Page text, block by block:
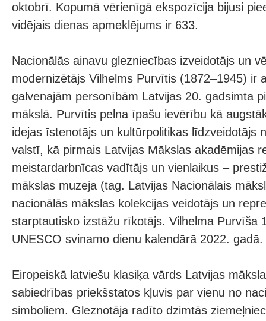
oktobrī. Kopumā vērienīgā ekspozīcija bijusi
vidējais dienas apmeklējums ir 633.
Nacionālās ainavu glezniecības izveidotājs un
modernizētājs Vilhelms Purvītis (1872–1945) ir
galvenajām personībām Latvijas 20. gadsimta
mākslā. Purvītis pelna īpašu ievērību kā
idejas īstenotājs un kultūrpolitikas līdzveidotājs
valstī, kā pirmais Latvijas Mākslas akadēmijas
meistardarbnīcas vadītājs un vienlaikus –
mākslas muzeja (tag. Latvijas Nacionālais
nacionālās mākslas kolekcijas veidotājs un
starptautisko izstāžu rīkotājs. Vilhelma Purvīša
UNESCO svinamo dienu kalendārā 2022. gadā.
Eiropeiskā latviešu klasiķa vārds Latvijas
sabiedrības priekšstatos kļuvis par vienu no
simboliem. Gleznotāja radīto dzimtās